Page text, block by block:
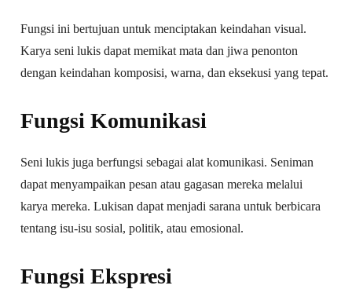
Fungsi ini bertujuan untuk menciptakan keindahan visual.
Karya seni lukis dapat memikat mata dan jiwa penonton
dengan keindahan komposisi, warna, dan eksekusi yang tepat.
Fungsi Komunikasi
Seni lukis juga berfungsi sebagai alat komunikasi. Seniman
dapat menyampaikan pesan atau gagasan mereka melalui
karya mereka. Lukisan dapat menjadi sarana untuk berbicara
tentang isu-isu sosial, politik, atau emosional.
Fungsi Ekspresi